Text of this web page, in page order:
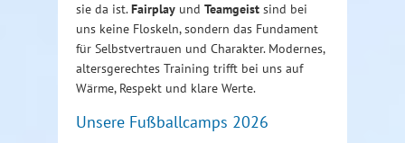
sie da ist.Fairplay und Teamgeist sind bei
uns keine Floskeln, sondern das Fundament
für Selbstvertrauen und Charakter. Modernes,
altersgerechtes Training trifft bei uns auf
Wärme, Respekt und klare Werte.
Unsere Fußballcamps 2026